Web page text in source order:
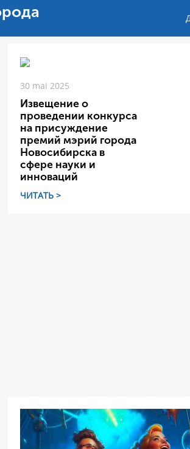
30 mai 2025
Извещение о
проведении конкурса
на присуждение
премий мэрий города
Новосибирска в
сфере науки и
инноваций
ЧИТАТЬ >